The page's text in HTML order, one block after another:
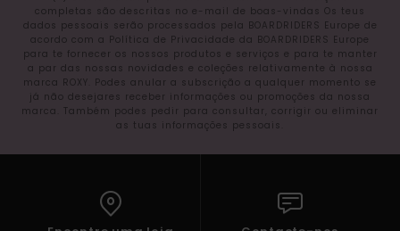
completas são descritas no e-mail de boas-vindas Os teus
dados pessoais serão processados pela BOARDRIDERS Europe de
acordo com a Política de Privacidade da BOARDRIDERS Europe
para te fornecer os nossos produtos e serviços e para te manter
a par das nossas novidades e coleções relativamente à nossa
marca ROXY. Podes anular a subscrição a qualquer momento se
já não desejares receber informações ou promoções da nossa
marca. Também podes pedir para consultar, corrigir ou eliminar
as tuas informações pessoais.